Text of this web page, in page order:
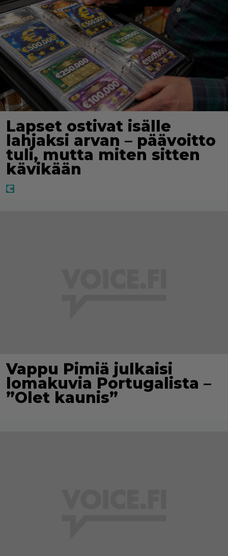
Lapset ostivat isälle
lahjaksi arvan – päävoitto
tuli, mutta miten sitten
kävikään
Vappu Pimiä julkaisi
lomakuvia Portugalista –
”Olet kaunis”